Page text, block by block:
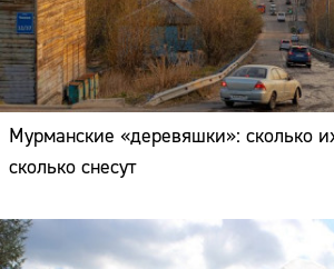
Мурманские «деревяшки»: сколько
сколько снесут